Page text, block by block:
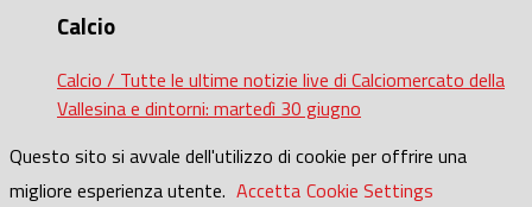
Calcio
Calcio / Tutte le ultime notizie live di Calciomercato della
Vallesina e dintorni: martedì 30 giugno
Questo sito si avvale dell'utilizzo di cookie per offrire una
migliore esperienza utente. Accetta Cookie Settings